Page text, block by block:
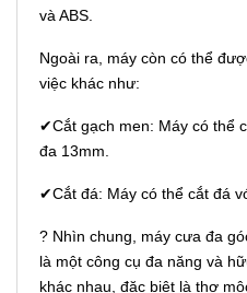
và ABS.
Ngoài ra, máy còn có thể
việc khác như:
✔Cắt gạch men: Máy có thể
đa 13mm.
✔Cắt đá: Máy có thể cắt đá
? Nhìn chung, máy cưa đa
là một công cụ đa năng và
khác nhau, đặc biệt là thợ